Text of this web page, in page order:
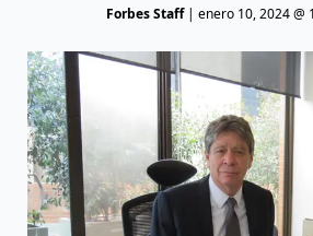
Forbes Staff| enero 10, 2024 @